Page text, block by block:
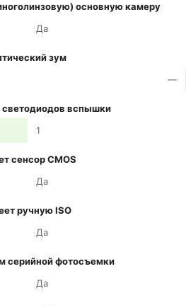
основную камеру
Да
зум
—
светодиодов вспышки
1
сенсор CMOS
Да
ручную ISO
Да
серийной фотосъемки
Да